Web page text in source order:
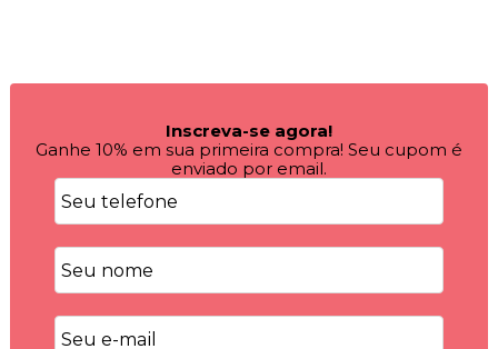
Inscreva-se agora!
Ganhe 10% em sua primeira compra! Seu cupom é
enviado por email.